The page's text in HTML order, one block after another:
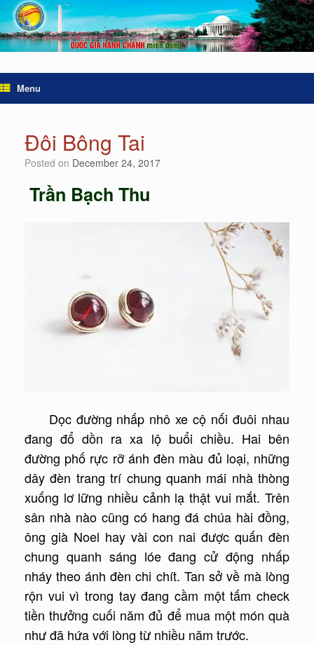
Menu
Đôi Bông Tai
Posted on December 24, 2017
Trần Bạch Thu
Dọc đường nhấp nhô xe cộ nối đuôi nhau
đang đổ dồn ra xa lộ buổi chiều. Hai bên
đường phố rực rỡ ánh đèn màu đủ loại, những
dây đèn trang trí chung quanh mái nhà thòng
xuống lơ lững nhiều cảnh lạ thật vui mắt. Trên
sân nhà nào cũng có hang đá chúa hài đồng,
ông già Noel hay vài con nai được quấn đèn
chung quanh sáng lóe đang cử động nhấp
nháy theo ánh đèn chi chít. Tan sở về mà lòng
rộn vui vì trong tay đang cầm một tấm check
tiền thưởng cuối năm đủ để mua một món quà
như đã hứa với lòng từ nhiều năm trước.